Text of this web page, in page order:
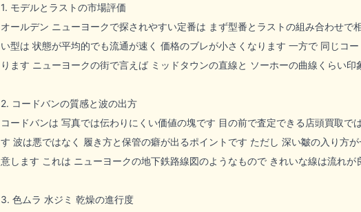
1. モデルとラストの市場評価
オールデン ニューヨークで探されやすい定番は まず型番とラストの組み合わせ
い型は 状態が平均的でも流通が速く 価格のブレが小さくなります 一方で 同じコ
ります ニューヨークの街で言えば ミッドタウンの直線と ソーホーの曲線くらい
2. コードバンの質感と波の出方
コードバンは 写真では伝わりにくい価値の塊です 目の前で査定できる店頭買取
す 波は悪ではなく 履き方と保管の癖が出るポイントです ただし 深い皺の入り方
意します これは ニューヨークの地下鉄路線図のようなもので きれいな線は流れ
3. 色ムラ 水ジミ 乾燥の進行度